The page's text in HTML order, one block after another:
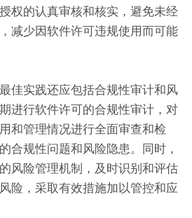
权的认真审核和核实，避免未经
减少因软件许可违规使用而可能
佳实践还应包括合规性审计和风
进行软件许可的合规性审计，对
和管理情况进行全面审查和检
合规性问题和风险隐患。同时，
风险管理机制，及时识别和评估
险，采取有效措施加以管控和应